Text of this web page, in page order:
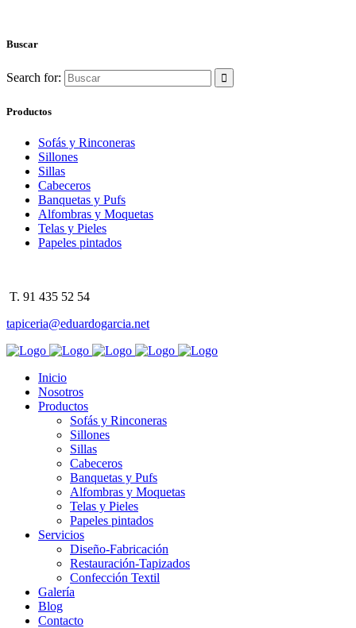
Buscar
Search for:
Productos
Sofás y Rinconeras
Sillones
Sillas
Cabeceros
Banquetas y Pufs
Alfombras y Moquetas
Telas y Pieles
Papeles pintados
T. 91 435 52 54
tapiceria@eduardogarcia.net
Inicio
Nosotros
Productos
Sofás y Rinconeras
Sillones
Sillas
Cabeceros
Banquetas y Pufs
Alfombras y Moquetas
Telas y Pieles
Papeles pintados
Servicios
Diseño-Fabricación
Restauración-Tapizados
Confección Textil
Galería
Blog
Contacto